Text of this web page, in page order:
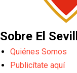
Sobre El
Quiénes Somos
Publicítate aquí